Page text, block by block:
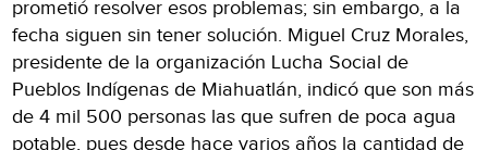
prometió resolver esos problemas; sin embargo, a la
fecha siguen sin tener solución. Miguel Cruz Morales,
presidente de la organización Lucha Social de
Pueblos Indígenas de Miahuatlán, indicó que son más
de 4 mil 500 personas las que sufren de poca agua
potable, pues desde hace varios años la cantidad de